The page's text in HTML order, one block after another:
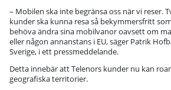
– Mobilen ska inte begränsa oss när vi reser.
kunder ska kunna resa så bekymmersfritt
behöva ändra sina mobilvanor oavsett om
eller någon annanstans i EU, säger Patrik
Sverige, i ett pressmeddelande.
Detta innebär att Telenors kunder nu kan
geografiska territorier.